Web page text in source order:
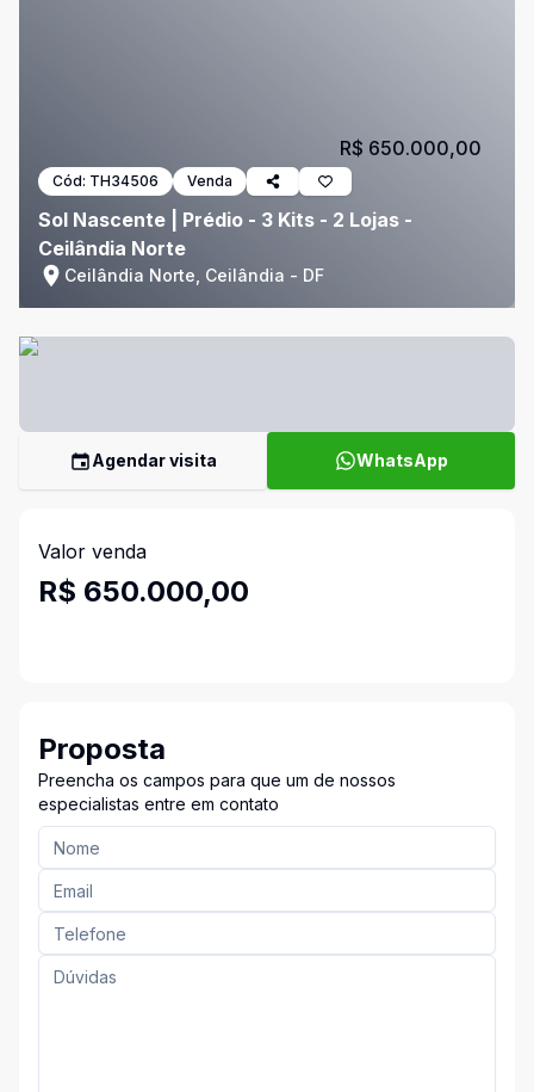
Cód: TH34506 Venda
Sol Nascente | Prédio - 3 Kits - 2 Lojas -
Ceilândia Norte
Ceilândia Norte, Ceilândia - DF
R$ 650.000,00
Agendar visita WhatsApp
Valor venda
R$ 650.000,00
Proposta
Preencha os campos para que um de nossos
especialistas entre em contato